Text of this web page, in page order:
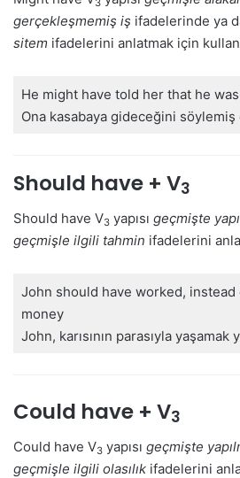
3
gerçekleşmemiş iş ifadelerinde ya
sitem ifadelerini anlatmak için
He might have told her that he
Ona kasabaya gideceğini söylemiş
Should have + V3
Should have V3 yapısı geçmişte
geçmişle ilgili tahmin ifadelerini
John should have worked, instead
money
John, karısının parasıyla yaşamak
Could have + V3
Could have V3 yapısı geçmişte
geçmişle ilgili olasılık ifadelerini